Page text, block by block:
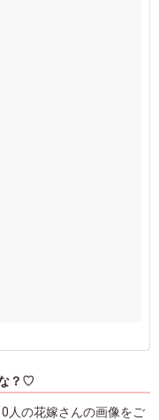
？♡
人の花嫁さんの画像をご